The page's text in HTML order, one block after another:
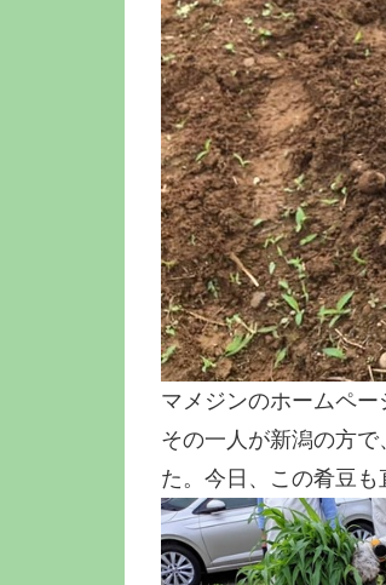
マメジンのホームペー
その一人が新潟の方
た。今日、この肴豆も